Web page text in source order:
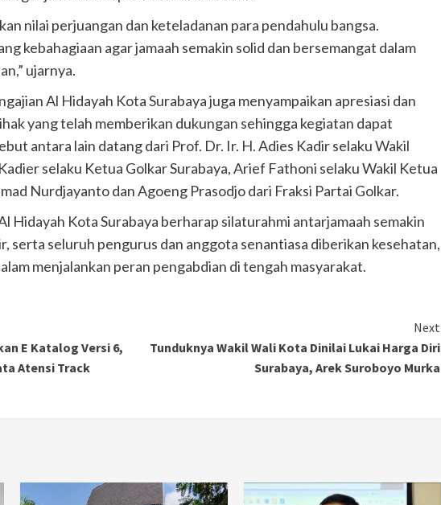
nilai perjuangan dan keteladanan para pendahulu bangsa.
kebahagiaan agar jamaah semakin solid dan bersemangat dalam
ujarnya.
Al Hidayah Kota Surabaya juga menyampaikan apresiasi dan
yang telah memberikan dukungan sehingga kegiatan dapat
antara lain datang dari Prof. Dr. Ir. H. Adies Kadir selaku Wakil
selaku Ketua Golkar Surabaya, Arief Fathoni selaku Wakil Ketua
Nurdjayanto dan Agoeng Prasodjo dari Fraksi Partai Golkar.
Hidayah Kota Surabaya berharap silaturahmi antarjamaah semakin
serta seluruh pengurus dan anggota senantiasa diberikan kesehatan,
menjalankan peran pengabdian di tengah masyarakat.
E Katalog Versi 6,
Atensi Track
Next
Tunduknya Wakil Wali Kota Dinilai Lukai Harga Diri
Surabaya, Arek Suroboyo Murka